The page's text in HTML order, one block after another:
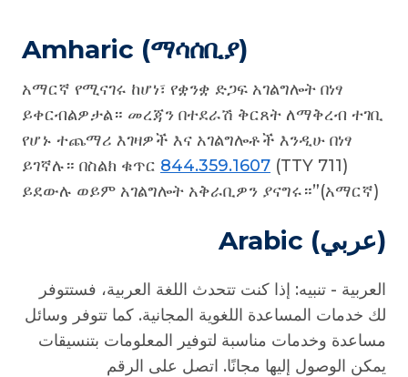
Amharic (ማሳሰቢያ)
አማርኛ የሚናገሩ ከሆነ፣ የቋንቋ ድጋፍ አገልግሎት በነፃ
ይቀርብልዎታል። መረጃን በተደራሽ ቅርጸት ለማቅረብ ተገቢ
የሆኑ ተጨማሪ እገዛዎች እና አገልግሎቶች እንዲሁ በነፃ
ይገኛሉ። በስልክ ቁጥር 844.359.1607 (TTY 711)
ይደውሉ ወይም አገልግሎት አቅራቢዎን ያናግሩ።”(አማርኛ)
(عربي) Arabic
العربية - تنبيه: إذا كنت تتحدث اللغة العربية، فستتوفر
لك خدمات المساعدة اللغوية المجانية. كما تتوفر وسائل
مساعدة وخدمات مناسبة لتوفير المعلومات بتنسيقات
يمكن الوصول إليها مجانًا. اتصل على الرقم